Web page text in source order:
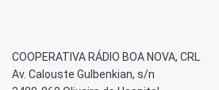
COOPERATIVA RÁDIO BOA NOVA, CRL
Av. Calouste Gulbenkian, s/n